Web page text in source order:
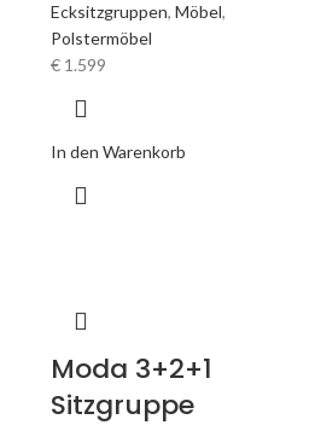
Ecksitzgruppen, Möbel,
Polstermöbel
€ 1.599
In den Warenkorb
Moda 3+2+1
Sitzgruppe